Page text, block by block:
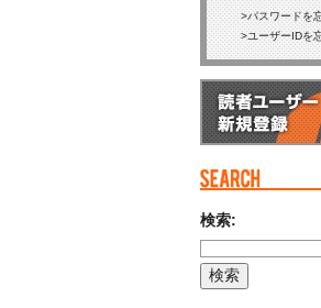
パスワードを
ユーザーIDを
検索: